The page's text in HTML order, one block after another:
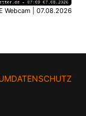
Webcam | 07.08.2026
DATENSCHUTZ